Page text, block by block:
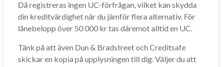
Då registreras ingen UC-förfrågan, vilket kan skydda
din kreditvärdighet när du jämför flera alternativ. För
lånebelopp över 50 000 kr tas däremot alltid en UC.
Tänk på att även Dun & Bradstreet och Creditsafe
skickar en kopia på upplysningen till dig. Väljer du att